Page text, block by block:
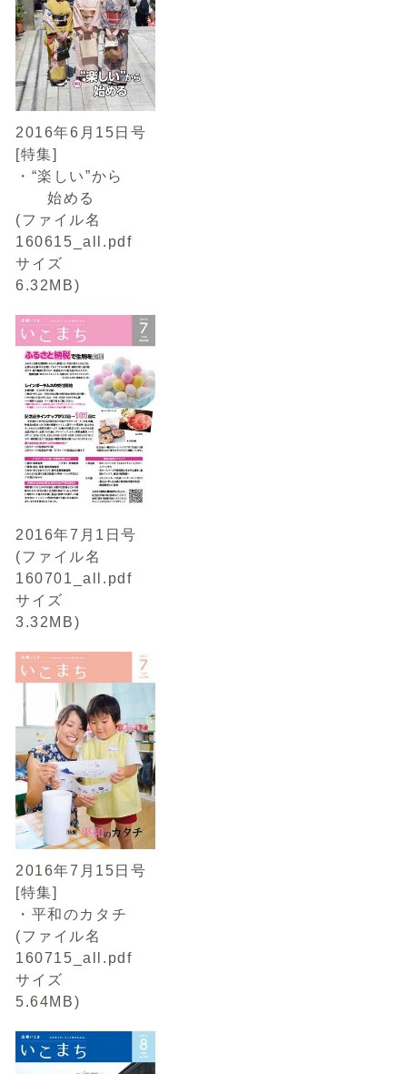
2016年6月15日号
[特集]
・“楽しい”から
始める
(ファイル名
160615_all.pdf
サイズ
6.32MB)
2016年7月1日号
(ファイル名
160701_all.pdf
サイズ
3.32MB)
2016年7月15日号
[特集]
・平和のカタチ
(ファイル名
160715_all.pdf
サイズ
5.64MB)